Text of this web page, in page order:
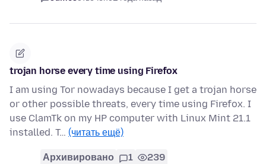
trojan horse every time using Firefox
I am using Tor nowadays because I get a trojan horse
or other possible threats, every time using Firefox. I
use ClamTk on my HP computer with Linux Mint 21.1
installed. T… (читать ещё)
Архивировано 1 239